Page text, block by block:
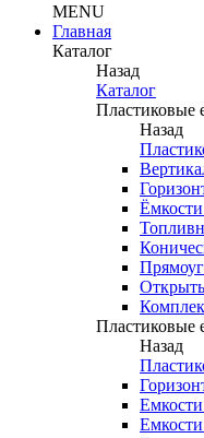
MENU
Главная
Каталог
Назад
Каталог
Пластиковые
Назад
Пластиковые
Назад